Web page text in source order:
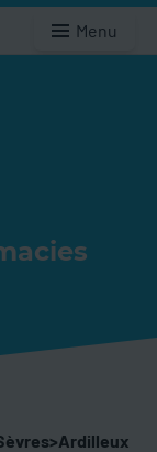
Menu
>Ardilleux